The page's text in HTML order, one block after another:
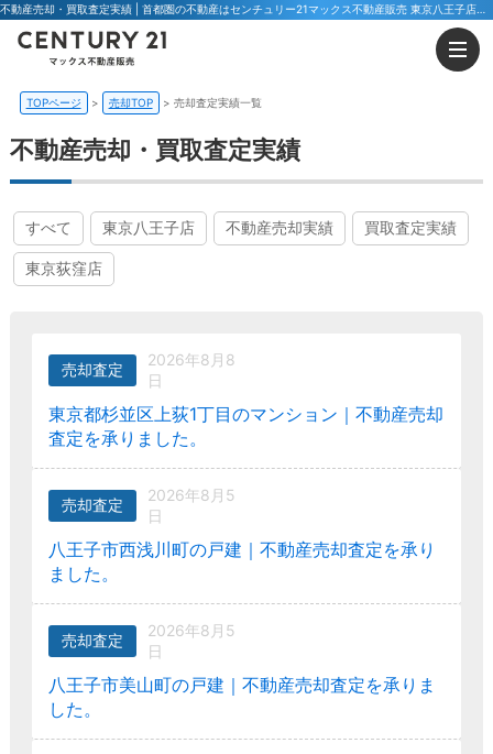
TOPページ 売却TOP 売却査定実績一覧
不動産売却・買取査定実績
すべて 東京八王子店 不動産売却実績 買取査定実績
東京荻窪店
売却査定
2026年8月8
日
東京都杉並区上荻1丁目のマンション｜不動産売却
査定を承りました。
売却査定
2026年8月5
日
八王子市西浅川町の戸建｜不動産売却査定を承り
ました。
売却査定
2026年8月5
日
八王子市美山町の戸建｜不動産売却査定を承りま
した。